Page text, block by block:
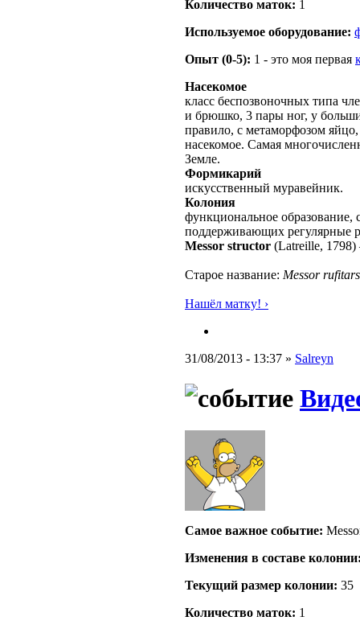
Количество маток: 1
Используемое оборудование:
Опыт (0-5): 1 - это моя первая
Насекомое
класс беспозвоночных типа
и брюшко, 3 пары ног, у
правило, с метаморфозом
насекомое. Самая
Земле.
Формикарий
искусственный муравейник.
Колония
функциональное образование,
поддерживающих регулярные
Messor structor (Latreille, 1798)
Старое название: Messor
Нашёл матку! ›
31/08/2013 - 13:37 » Salreyn
Самое важное событие:
Изменения в составе
Текущий размер кoлонии: 35
Количество маток: 1